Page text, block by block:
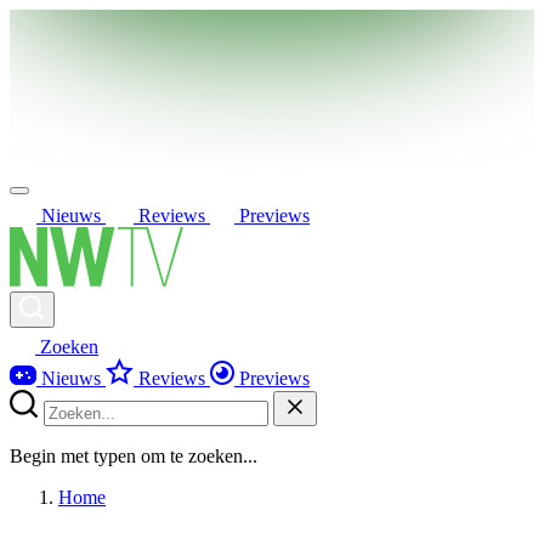
Nieuws Reviews Previews
Zoeken
Nieuws
Reviews Previews
Begin met typen om te zoeken...
Home